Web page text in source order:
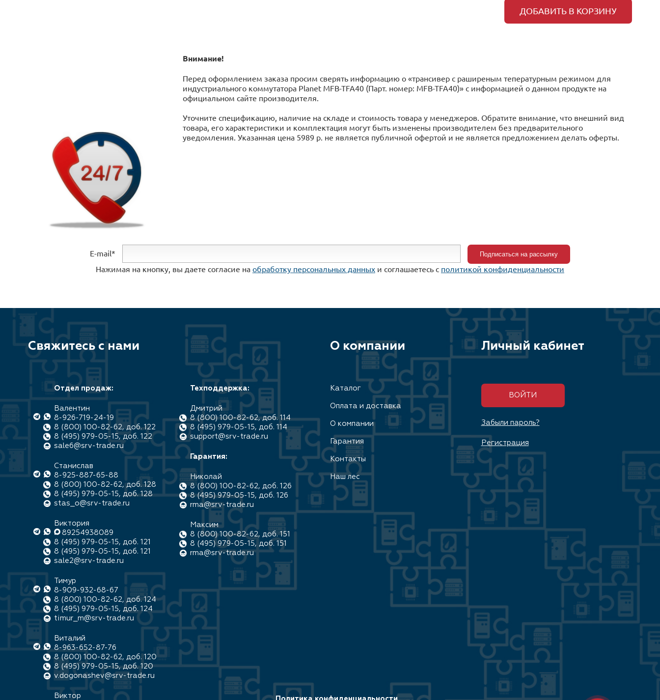
ДОБАВИТЬ В КОРЗИНУ
Внимание!
Перед оформлением заказа просим сверять информацию о «трансивер с раширеным тепературным режимом для
индустриального коммутатора Planet MFB-TFA40 (Парт. номер: MFB-TFA40)» с информацией o данном продукте на
официальном сайте производителя.
Уточните спецификацию, наличие на складе и стоимость товара у менеджеров. Обратите внимание, что внешний вид
товара, его характеристики и комплектация могут быть изменены производителем без предварительного
уведомления. Указанная цена 5989 р. не является публичной офертой и не является предложением делать оферты.
E-mail*
Нажимая на кнопку, вы даете согласие на обработку персональных данных и соглашаетесь c политикой конфиденциальности
Свяжитесь с нами
Отдел продаж:
Валентин
8-926-719-24-19
8 (800) 100-82-62, доб. 122
8 (495) 979-05-15, доб. 122
sale6@srv-trade.ru
Станислав
8-925-887-65-88
8 (800) 100-82-62, доб. 128
8 (495) 979-05-15, доб. 128
stas_o@srv-trade.ru
Виктория
89254938089
8 (495) 979-05-15, доб. 121
8 (495) 979-05-15, доб. 121
sale2@srv-trade.ru
Тимур
8-909-932-68-67
8 (800) 100-82-62, доб. 124
8 (495) 979-05-15, доб. 124
timur_m@srv-trade.ru
Виталий
8-963-652-87-76
8 (800) 100-82-62, доб. 120
8 (495) 979-05-15, доб. 120
v.dogonashev@srv-trade.ru
Виктор
Техподдержка:
Дмитрий
8 (800) 100-82-62, доб. 114
8 (495) 979-05-15, доб. 114
support@srv-trade.ru
Гарантия:
Николай
8 (800) 100-82-62, доб. 126
8 (495) 979-05-15, доб. 126
rma@srv-trade.ru
Максим
8 (800) 100-82-62, доб. 151
8 (495) 979-05-15, доб. 151
rma@srv-trade.ru
О компании
Каталог
Оплата и доставка
О компании
Гарантия
Контакты
Наш лес
Личный кабинет
ВОЙТИ
Забыли пароль?
Регистрация